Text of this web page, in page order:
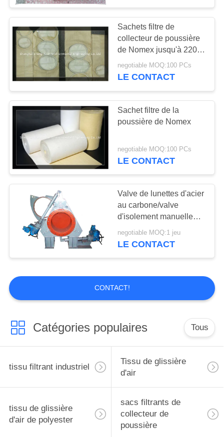
Filtre plissé par
HEPA
39
maille d'impression
d'écran
valve d'impulsion jet
17
Bande de
conveyeur de téflon
13
Sachets filtre de
collecteur de poussière
de Nomex jusqu'à 220
degrés C
negotiable MOQ:100 PCs
LE CONTACT
Sachet filtre de la
poussière de Nomex
negotiable MOQ:100 PCs
LE CONTACT
Valve de lunettes d'acier
au carbone/valve
d'isolement manuelle
pour l'isolement de gaz
negotiable MOQ:1 jeu
LE CONTACT
CONTACT!
Catégories populaires Tous
tissu filtrant industriel
Tissu de glissière
d'air
tissu de glissière
d'air de polyester
sacs filtrants de
collecteur de
poussière